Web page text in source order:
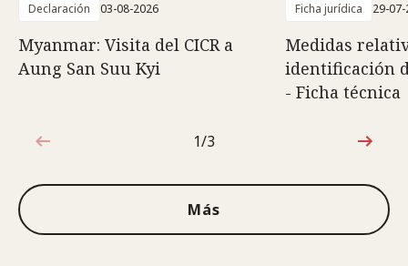
Declaración 03-08-2026
Myanmar: Visita del CICR a
Aung San Suu Kyi
Ficha jurídica 29-
Medidas
identificación
- Ficha técnica
1de3
1/3
Más